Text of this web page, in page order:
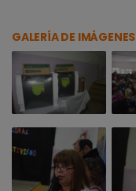
GALERÍA DE IMÁGENES